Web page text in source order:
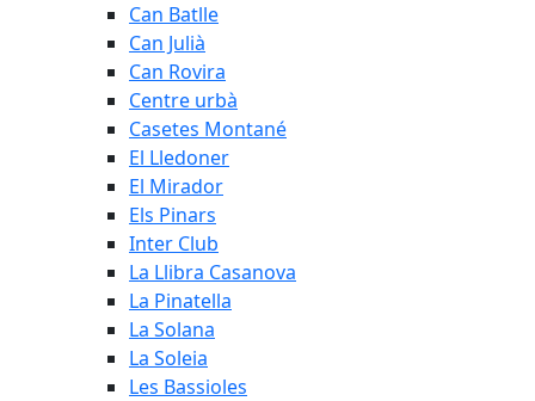
Can Batlle
Can Julià
Can Rovira
Centre urbà
Casetes Montané
El Lledoner
El Mirador
Els Pinars
Inter Club
La Llibra Casanova
La Pinatella
La Solana
La Soleia
Les Bassioles